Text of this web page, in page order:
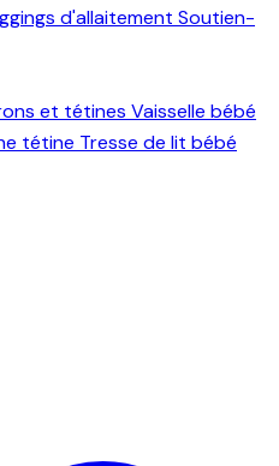
d'allaitement Soutien-
et tétines Vaisselle bébé
tétine Tresse de lit bébé